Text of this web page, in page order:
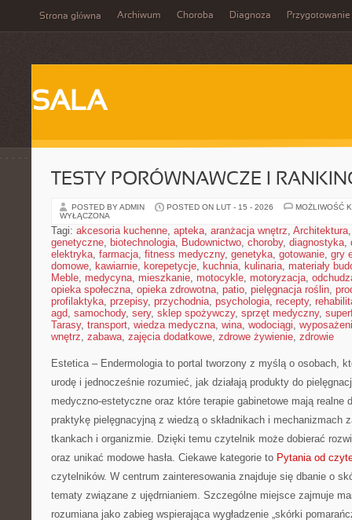
Strona główna Archiwum Choroba Diagnoza Przygotowanie
SALA
TESTY PORÓWNAWCZE I
POSTED BY ADMIN POSTED ON LUT - 15 - 2026
MOŻLIWOŚĆ
WYŁĄCZONA
Tagi: akcesoria kuchenne, apteka, aranżacja wnętrz, Architektura
genetyczne, biotechnologia, Budownictwo, choroby, diagnostyka,
elektryka, farmacja, fitness medyczny, genetyka, gotowanie, gry
domowe, kawiarnie, korepetycje, kuchnia, kulinaria, materiały
Meble, medycyna, mieszkanie, motocykle, motoryzacja,
opieka społeczna, opieka zdrowotna, patio, pielęgnacja roślin,
profilaktyka, przepisy, przychodnia, psychologia, recepty,
agd, samochody, sery, sklep spożywczy, sprzęt medyczny,
Tarasy, transport, wiedza medyczna, wina, wodociągi,
wnętrz, zabawa, zajęcia dodatkowe, zdrowe żywienie, zdrowie
Estetica – Endermologia to portal tworzony z myślą o osobach,
urodę i jednocześnie rozumieć, jak działają produkty do
medyczno-estetyczne oraz które terapie gabinetowe mają realne
praktykę pielęgnacyjną z wiedzą o składnikach i mechanizmach
tkankach i organizmie. Dzięki temu czytelnik może dobierać
oraz unikać modowe hasła. Ciekawe kategorie to Pytania od
czytelników. W centrum zainteresowania znajduje się dbanie o
tematy związane z ujędrnianiem. Szczególne miejsce zajmuje
rozumiana jako zabieg wspierająca wygładzenie „skórki